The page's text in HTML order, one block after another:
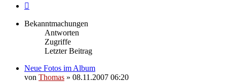
Bekanntmachungen
Antworten
Zugriffe
Letzter Beitrag
Neue Fotos im Album
von Thomas » 08.11.2007 06:20